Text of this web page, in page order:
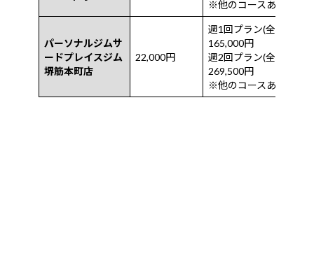
※他のコースあり
パーソナルジムサ
ードプレイスジム
堺筋本町店
22,000円
週1回プラン(全12回) ：
165,000円
週2回プラン(全24回)：
269,500円
※他のコースあり